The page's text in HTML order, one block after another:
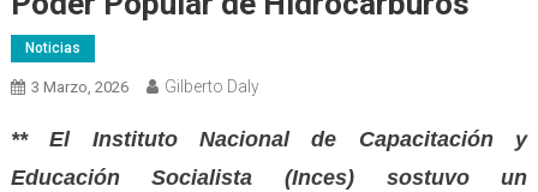
Noticias
3 Marzo, 2026 Gilberto Daly
** El Instituto Nacional de Capacitación y
Educación Socialista (Inces) sostuvo un